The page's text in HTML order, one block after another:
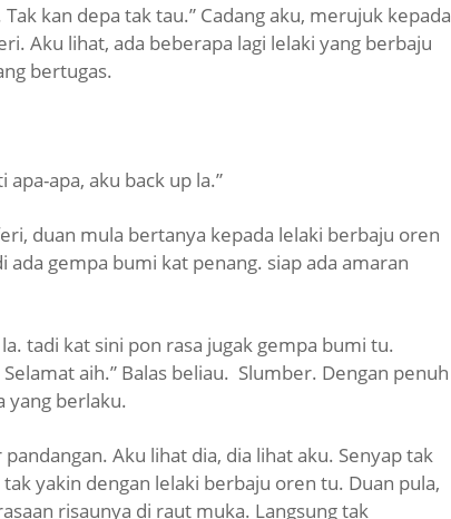
kan depa tak tau.” Cadang aku, merujuk kepada
Aku lihat, ada beberapa lagi lelaki yang berbaju
bertugas.
apa-apa, aku back up la.”
duan mula bertanya kepada lelaki berbaju oren
ada gempa bumi kat penang. siap ada amaran
tadi kat sini pon rasa jugak gempa bumi tu.
aih.” Balas beliau. Slumber. Dengan penuh
yang berlaku.
Aku lihat dia, dia lihat aku. Senyap tak
yakin dengan lelaki berbaju oren tu. Duan pula,
risaunya di raut muka. Langsung tak